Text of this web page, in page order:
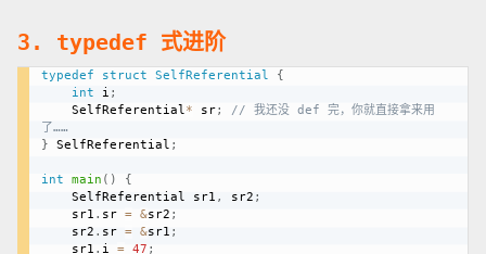
3. typedef 式进阶
typedef struct SelfReferential
{
int i ;
	SelfReferential
* sr;
// 我还没 def 完，你就直接拿来用
了……
} SelfReferential ;
int main ( )
{
	SelfReferential sr1
, sr2 ;
	sr1
. sr = &sr2 ;
	sr2
. sr = &sr1 ;
	sr1
. i = 47 ;